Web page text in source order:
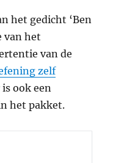
het gedicht ‘Ben
van het
van de
zelf
ook een
het pakket.